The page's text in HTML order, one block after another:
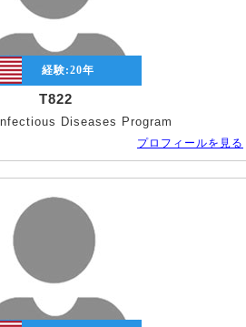
経験:20年
T822
Diseases Program
プロフィールを見る